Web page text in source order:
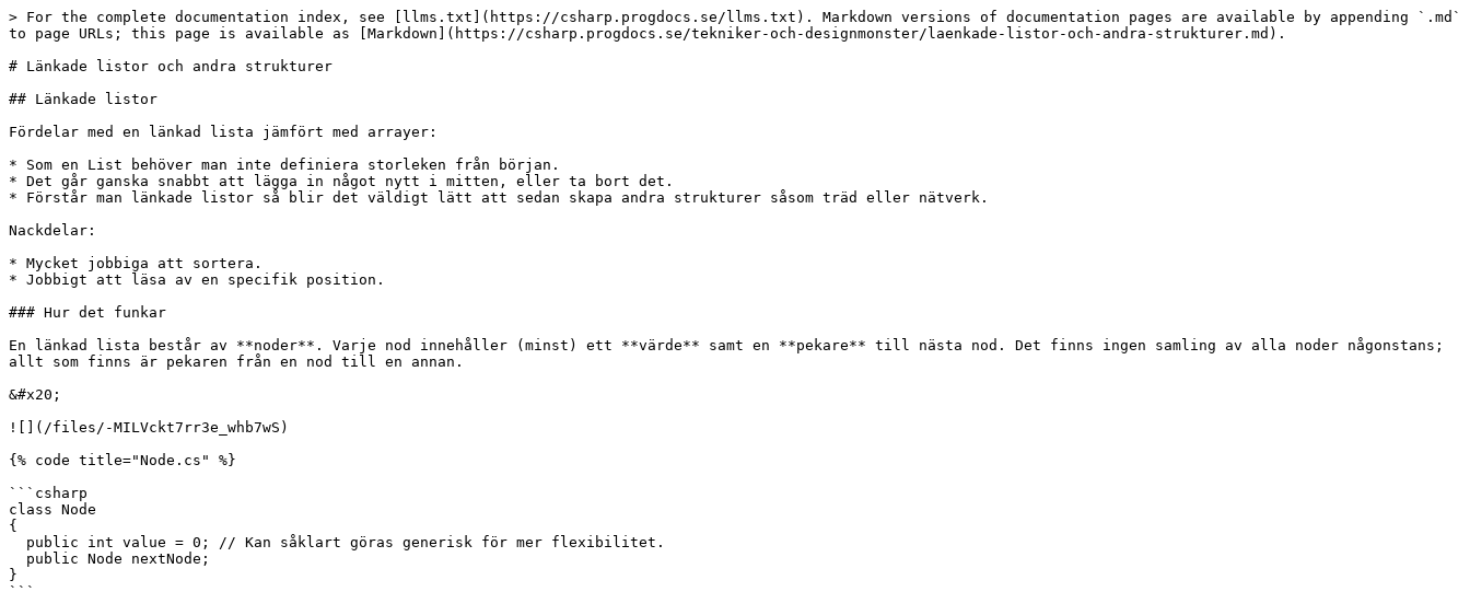
> For the complete documentation index, see [llms.txt](https://csharp.progdocs.se/llms.txt). Markdown versions of documentation pages are available by appending `.md`
to page URLs; this page is available as [Markdown](https://csharp.progdocs.se/tekniker-och-designmonster/laenkade-listor-och-andra-strukturer.md).
# Länkade listor och andra strukturer
## Länkade listor
Fördelar med en länkad lista jämfört med arrayer:
* Som en List behöver man inte definiera storleken från början.
* Det går ganska snabbt att lägga in något nytt i mitten, eller ta bort det.
* Förstår man länkade listor så blir det väldigt lätt att sedan skapa andra strukturer såsom träd eller nätverk.
Nackdelar:
* Mycket jobbiga att sortera.
* Jobbigt att läsa av en specifik position.
### Hur det funkar
En länkad lista består av **noder**. Varje nod innehåller (minst) ett **värde** samt en **pekare** till nästa nod. Det finns ingen samling av alla noder någonstans;
allt som finns är pekaren från en nod till en annan.
&#x20;
![](/files/-MILVckt7rr3e_whb7wS)
{% code title="Node.cs" %}
```csharp
class Node
{
}
```